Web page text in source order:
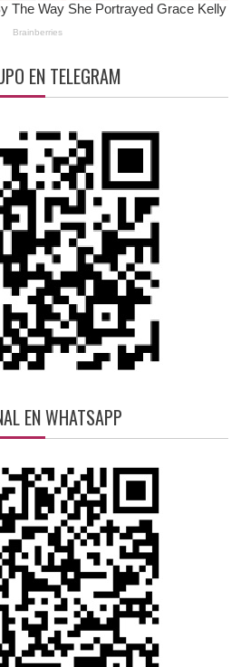
EN TELEGRAM
EN WHATSAPP